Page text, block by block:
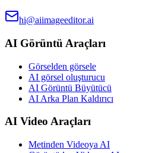
hi@aiimageeditor.ai
AI Görüntü Araçları
Görselden görsele
AI görsel oluşturucu
AI Görüntü Büyütücü
AI Arka Plan Kaldırıcı
AI Video Araçları
Metinden Videoya AI